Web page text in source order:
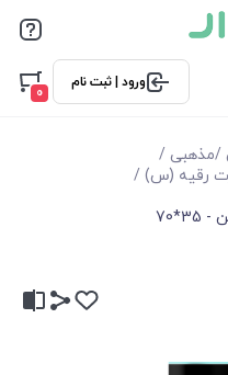
ورود | ثبت نام
0
/مذهبی /
رقیه (س) /